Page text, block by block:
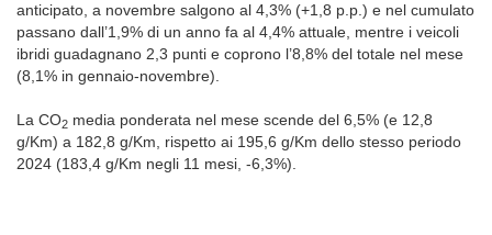
anticipato, a novembre salgono al 4,3% (+1,8 p.p.) e nel cumulato
passano dall’1,9% di un anno fa al 4,4% attuale, mentre i veicoli
ibridi guadagnano 2,3 punti e coprono l’8,8% del totale nel mese
(8,1% in gennaio-novembre).
La CO2 media ponderata nel mese scende del 6,5% (e 12,8
g/Km) a 182,8 g/Km, rispetto ai 195,6 g/Km dello stesso periodo
2024 (183,4 g/Km negli 11 mesi, -6,3%).